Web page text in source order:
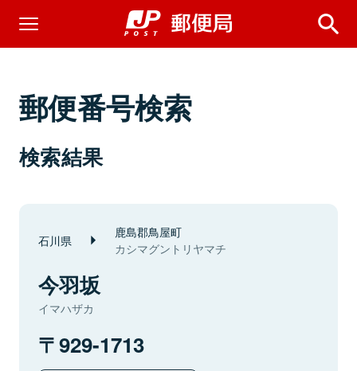
郵便番号検索
検索結果
石川県 鹿島郡鳥屋町
カシマグントリヤマチ
今羽坂
イマハザカ
929-1713